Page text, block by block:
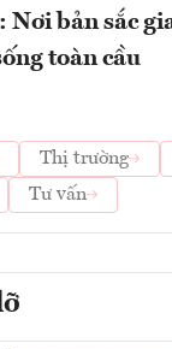
Nơi bản sắc
toàn cầu
Thị trường
Tư vấn